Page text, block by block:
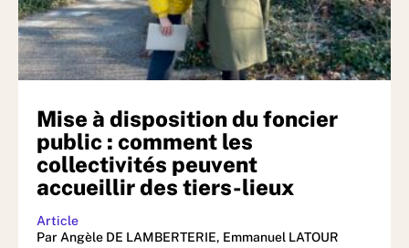
Mise à disposition du foncier
public : comment les
collectivités peuvent
accueillir des tiers-lieux
Article
Par Angèle DE LAMBERTERIE, Emmanuel LATOUR